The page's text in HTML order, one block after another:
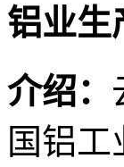
铝业生
介绍：
国铝